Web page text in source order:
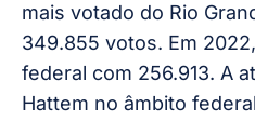
mais votado do Rio
349.855 votos. Em
federal com 256.913. A
Hattem no âmbito